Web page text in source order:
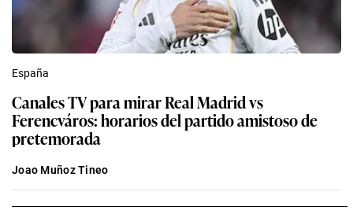
España
Canales TV para mirar Real Madrid vs
Ferencváros: horarios del partido amistoso de
pretemorada
Joao Muñoz Tineo